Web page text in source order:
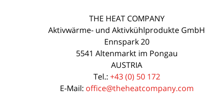
THE HEAT COMPANY
Aktivwärme- und Aktivkühlprodukte GmbH
Ennspark 20
5541 Altenmarkt im Pongau
AUSTRIA
Tel.: +43 (0) 50 172
E-Mail: office@theheatcompany.com